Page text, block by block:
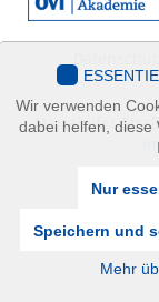
Mariahilfer
Wir verwenden
dabei helfen, diese
Nur
Speichern und
Mehr